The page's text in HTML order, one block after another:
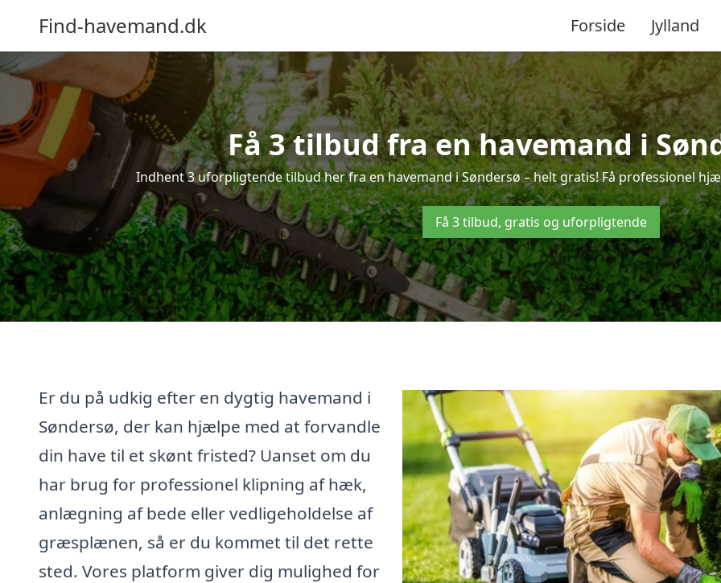
Find-havemand.dk Forside Jylland
Få 3 tilbud fra en havemand i
Indhent 3 uforpligtende tilbud her fra en havemand i Søndersø – helt gratis! Få professionel
Få 3 tilbud, gratis og uforpligtende
Er du på udkig efter en dygtig havemand i
Søndersø, der kan hjælpe med at forvandle
din have til et skønt fristed? Uanset om du
har brug for professionel klipning af hæk,
anlægning af bede eller vedligeholdelse af
græsplænen, så er du kommet til det rette
sted. Vores platform giver dig mulighed for